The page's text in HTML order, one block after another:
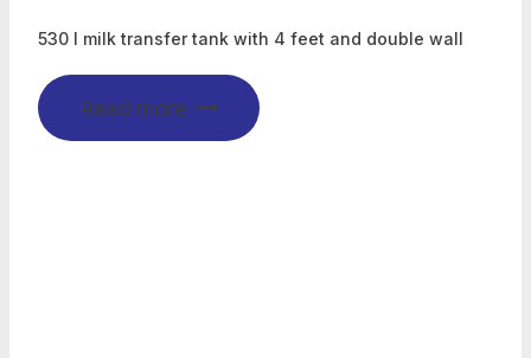
530 l milk transfer tank with 4 feet and double wall
Read more